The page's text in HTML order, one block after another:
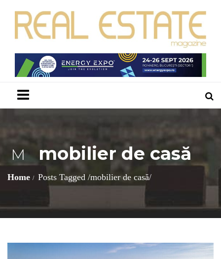
M mobilier de casă
Home Posts Tagged /mobilier de casă/